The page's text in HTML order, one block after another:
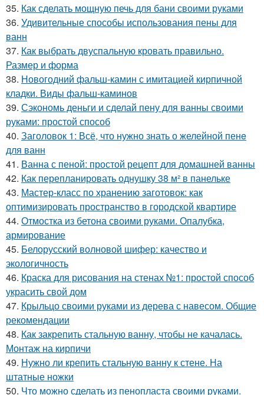
35. Как сделать мощную печь для бани своими руками
36. Удивительные способы использования пены для
ванн
37. Как выбрать двуспальную кровать правильно.
Размер и форма
38. Новогодний фальш-камин с имитацией кирпичной
кладки. Виды фальш-каминов
39. Сэкономь деньги и сделай пену для ванны своими
руками: простой способ
40. Заголовок 1: Всё, что нужно знать о желейной пенe
для ванн
41. Ванна с пеной: простой рецепт для домашней ванны
42. Как перепланировать однушку 38 м² в панельке
43. Мастер-класс по хранению заготовок: как
оптимизировать пространство в городской квартире
44. Отмостка из бетона своими руками. Опалубка,
армирование
45. Белорусский волновой шифер: качество и
экологичность
46. Краска для рисования на стенах №1: простой способ
украсить свой дом
47. Крыльцо своими руками из дерева с навесом. Общие
рекомендации
48. Как закрепить стальную ванну, чтобы не качалась.
Монтаж на кирпичи
49. Нужно ли крепить стальную ванну к стене. На
штатные ножки
50. Что можно сделать из пенопласта своими руками.